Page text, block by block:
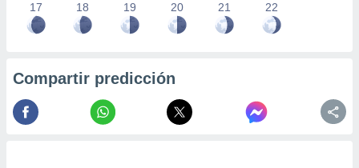
17 18 19 20 21 22
Compartir predicción